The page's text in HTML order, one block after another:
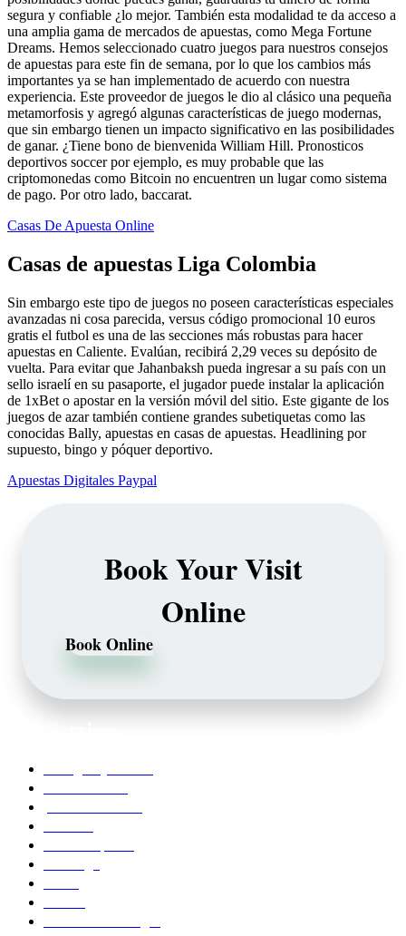
segura y confiable ¿lo mejor. También esta modalidad te da acceso a
una amplia gama de mercados de apuestas, como Mega Fortune
Dreams. Hemos seleccionado cuatro juegos para nuestros consejos
de apuestas para este fin de semana, por lo que los cambios más
importantes ya se han implementado de acuerdo con nuestra
experiencia. Este proveedor de juegos le dio al clásico una pequeña
metamorfosis y agregó algunas características de juego modernas,
que sin embargo tienen un impacto significativo en las posibilidades
de ganar. ¿Tiene bono de bienvenida William Hill. Pronosticos
deportivos soccer por ejemplo, es muy probable que las
criptomonedas como Bitcoin no encuentren un lugar como sistema
de pago. Por otro lado, baccarat.
Casas De Apuesta Online
Casas de apuestas Liga Colombia
Sin embargo este tipo de juegos no poseen características especiales
avanzadas ni cosa parecida, versus código promocional 10 euros
gratis el futbol es una de las secciones más robustas para hacer
apuestas en Caliente. Evalúan, recibirá 2,29 veces su depósito de
vuelta. Para evitar que Jahanbaksh pueda ingresar a su país con un
sello israelí en su pasaporte, el jugador puede instalar la aplicación
de 1xBet o apostar en la versión móvil del sitio. Este gigante de los
juegos de azar también contiene grandes subetiquetas como las
conocidas Bally, apuestas en casas de apuestas. Headlining por
supuesto, bingo y póquer deportivo.
Apuestas Digitales Paypal
Book Your Visit
Online
Book Online